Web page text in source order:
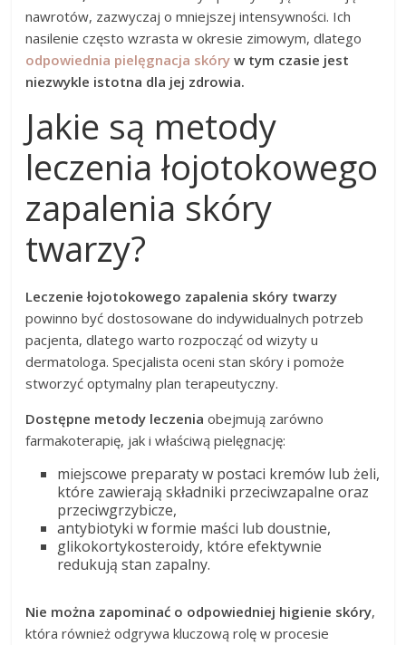
nawrotów, zazwyczaj o mniejszej intensywności. Ich
nasilenie często wzrasta w okresie zimowym, dlatego
odpowiednia pielęgnacja skóry w tym czasie jest
niezwykle istotna dla jej zdrowia.
Jakie są metody
leczenia łojotokowego
zapalenia skóry
twarzy?
Leczenie łojotokowego zapalenia skóry twarzy
powinno być dostosowane do indywidualnych potrzeb
pacjenta, dlatego warto rozpocząć od wizyty u
dermatologa. Specjalista oceni stan skóry i pomoże
stworzyć optymalny plan terapeutyczny.
Dostępne metody leczenia obejmują zarówno
farmakoterapię, jak i właściwą pielęgnację:
miejscowe preparaty w postaci kremów lub żeli,
które zawierają składniki przeciwzapalne oraz
przeciwgrzybicze,
antybiotyki w formie maści lub doustnie,
glikokortykosteroidy, które efektywnie
redukują stan zapalny.
Nie można zapominać o odpowiedniej higienie skóry,
która również odgrywa kluczową rolę w procesie